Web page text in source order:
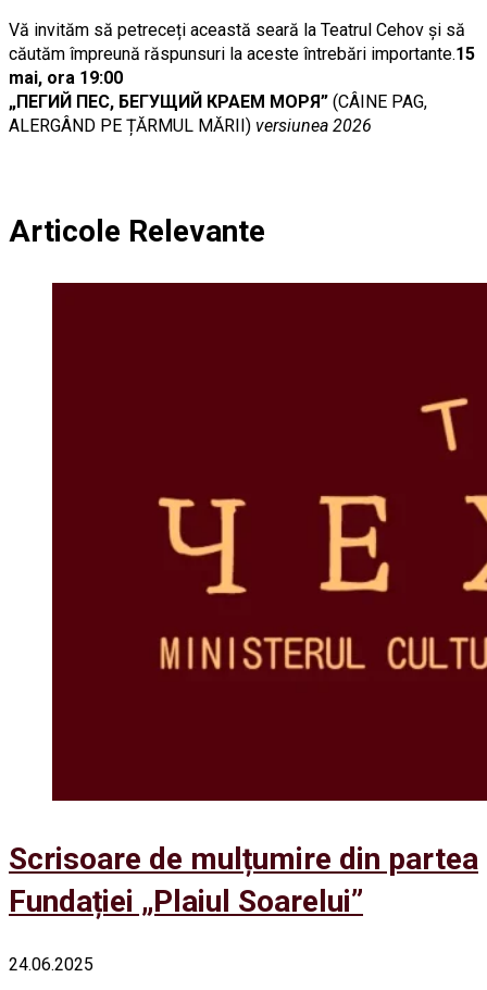
Vă invităm să petreceți această seară la Teatrul Cehov și să
căutăm împreună răspunsuri la aceste întrebări importante.15
mai, ora 19:00
„ПЕГИЙ ПЕС, БЕГУЩИЙ КРАЕМ МОРЯ” (CÂINE PAG,
ALERGÂND PE ȚĂRMUL MĂRII) versiunea 2026
Articole Relevante
Scrisoare de mulțumire din partea
Fundației „Plaiul Soarelui”
24.06.2025